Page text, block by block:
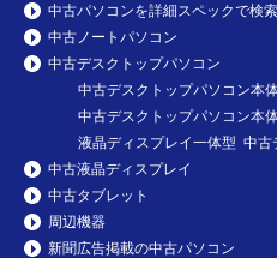
中古パソコンを詳細スペックで検
中古ノートパソコン
中古デスクトップパソコン
中古デスクトップパソコン本
中古デスクトップパソコン本
液晶ディスプレイ一体型 中古
中古液晶ディスプレイ
中古タブレット
周辺機器
新聞広告掲載の中古パソコン